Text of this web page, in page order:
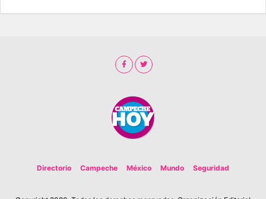
Directorio Campeche México Mundo Seguridad